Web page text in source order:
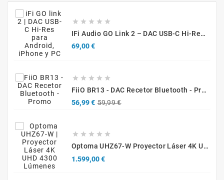
    
IFi Audio GO Link 2 – DAC USB-C Hi-Res Portátil Y Amplificador Para Auriculares
69,00 €Precio
    
FiiO BR13 - DAC Recetor Bluetooth - Promo
56,99 € 59,99 €
    
Optoma UHZ67-W Proyector Láser 4K UHD 4300 Lúmenes Blanco
1.599,00 €Precio